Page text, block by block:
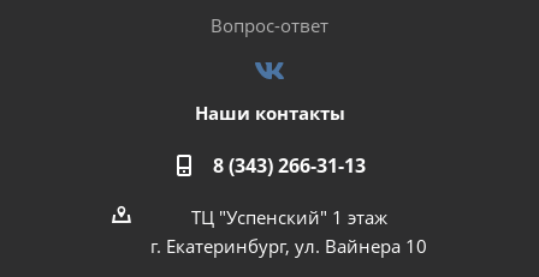
Вопрос-ответ
Наши контакты
8 (343) 266-31-13
ТЦ "Успенский" 1 этаж
г. Екатеринбург, ул. Вайнера 10